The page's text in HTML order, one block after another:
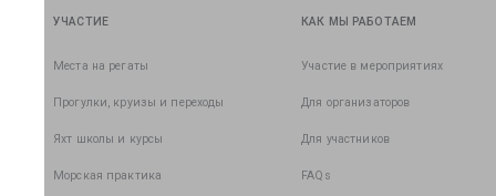
УЧАСТИЕ
Места на регаты
Прогулки, круизы и переходы
Яхт школы и курсы
Морская практика
КАК МЫ РАБОТАЕМ
Участие в мероприятиях
Для организаторов
Для участников
FAQs